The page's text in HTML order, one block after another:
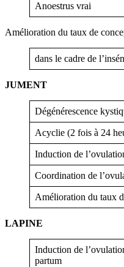
Anoestrus vrai
Amélioration du taux de
dans le cadre de
JUMENT
Dégénérescence
Acyclie (2 fois à 24
Induction de
Coordination de
Amélioration du taux
LAPINE
Induction de
partum